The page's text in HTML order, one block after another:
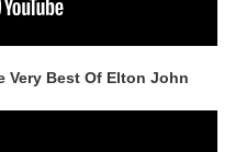
Very Best Of Elton John